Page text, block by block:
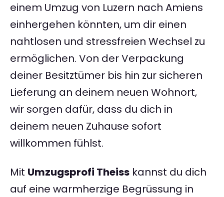
einem Umzug von Luzern nach Amiens
einhergehen könnten, um dir einen
nahtlosen und stressfreien Wechsel zu
ermöglichen. Von der Verpackung
deiner Besitztümer bis hin zur sicheren
Lieferung an deinem neuen Wohnort,
wir sorgen dafür, dass du dich in
deinem neuen Zuhause sofort
willkommen fühlst.
Mit Umzugsprofi Theiss kannst du dich
auf eine warmherzige Begrüssung in